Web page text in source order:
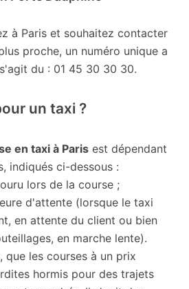
à Paris et souhaitez contacter
proche, un numéro unique a
du : 01 45 30 30 30.
un taxi ?
en taxi à Paris est dépendant
indiqués ci-dessous :
lors de la course ;
d'attente (lorsque le taxi
en attente du client ou bien
en marche lente).
que les courses à un prix
hormis pour des trajets